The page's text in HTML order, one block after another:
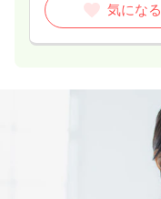
気になる